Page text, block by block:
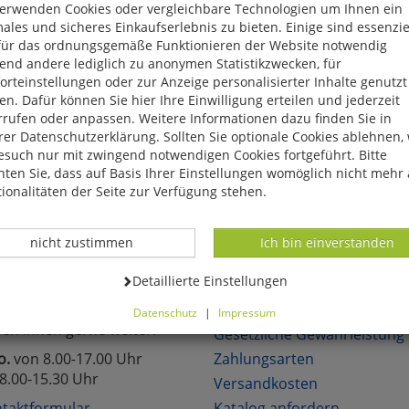
das Produkt oder die Kategorie, die Sie versucht haben zu
uns, wenn Sie sich in unserem Onlineshop mit unseren
neue Angebote Über 6.000 lieferbare
Fragen?
Ihnen gerne weiter.
von 8.00-17.00 Uhr
15.30 Uhr
KUNDENSERVICE
Über uns
Gesetzliche Gewährleistung
Zahlungsarten
Versandkosten
Cookies oder vergleichbare Technologien um Ihnen ein
und sicheres Einkaufserlebnis zu bieten. Einige sind
das ordnungsgemäße Funktionieren der Website notwendig
andere lediglich zu anonymen Statistikzwecken, für
oder zur Anzeige personalisierter Inhalte genutzt
Dafür können Sie hier Ihre Einwilligung erteilen und jederzeit
oder anpassen. Weitere Informationen dazu finden Sie in
Datenschutzerklärung. Sollten Sie optionale Cookies ablehnen,
nur mit zwingend notwendigen Cookies fortgeführt. Bitte
Sie, dass auf Basis Ihrer Einstellungen womöglich nicht mehr
der Seite zur Verfügung stehen.
Datenverarbeitung -
Ich bin einverstanden
Datenverarbeitung -
nicht zustimmen
Datenverarbeitung -
Detaillierte Einstellungen
Datenschutz | Impressum
ablehnen, wird Ihr Besuch nur mit zwingend notwendigen
Bitte beachten Sie, dass auf Basis Ihrer Einstellungen
alle Funktionalitäten der Seite zur Verfügung stehen.
können Sie die Einstellungen jederzeit widerrufen